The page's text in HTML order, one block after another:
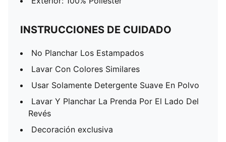
INSTRUCCIONES DE CUIDADO
No Planchar Los Estampados
Lavar Con Colores Similares
Usar Solamente Detergente Suave En Polvo
Lavar Y Planchar La Prenda Por El Lado Del
Revés
Decoración exclusiva